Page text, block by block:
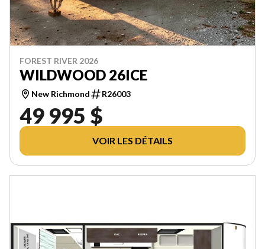
FOREST RIVER 2026
WILDWOOD 26ICE
New Richmond R26003
49 995 $
VOIR LES DÉTAILS